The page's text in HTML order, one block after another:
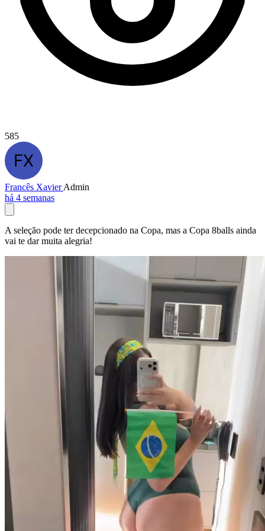
585
Francês XavierAdmin
há 4 semanas
A seleção pode ter decepcionado na Copa, mas a Copa 8balls ainda
vai te dar muita alegria!